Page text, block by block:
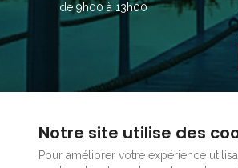
de 9h00 à 13h00
Notre site utilise des
Pour améliorer votre expérience